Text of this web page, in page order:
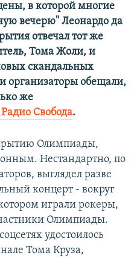
в которой многие
вечерю" Леонардо да
отвечал тот же
Тома Жоли, и
скандальных
организаторы обещали,
же
Свобода.
Олимпиады,
Нестандартно, по
выглядел разве
концерт - вокруг
играли рокеры,
Олимпиады.
удостоилось
Тома Круза,